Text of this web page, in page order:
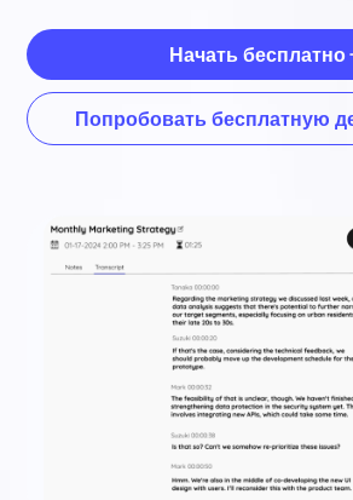
Начать бесплатно
Попробовать бесплатную